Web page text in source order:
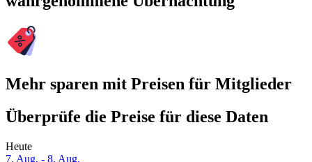
Mehr sparen mit Preisen für Mitglieder
Überprüfe die Preise für diese Daten
Heute
7. Aug. - 8. Aug.